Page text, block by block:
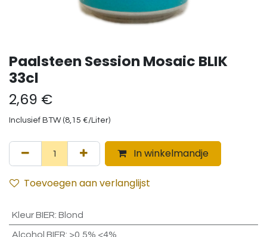
Paalsteen Session Mosaic BLIK
33cl
2,69 €
Inclusief BTW (8,15 €/Liter)
In winkelmandje
Toevoegen aan verlanglijst
Kleur BIER: Blond
Alcohol BIER: >0,5% <4%